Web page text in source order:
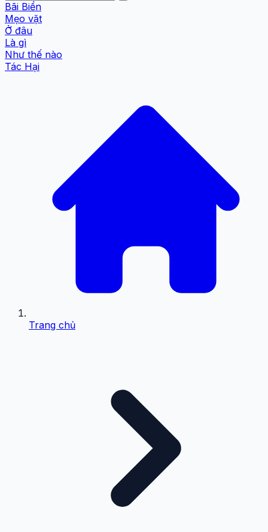
Bãi Biển
Mẹo vặt
Ở đâu
Là gì
Như thế nào
Tác Hại
Trang chủ